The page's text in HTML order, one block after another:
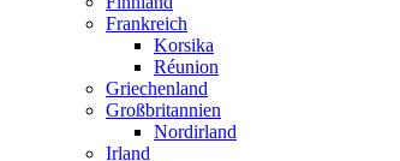
Frankreich
Korsika
Réunion
Griechenland
Großbritannien
Nordirland
Irland